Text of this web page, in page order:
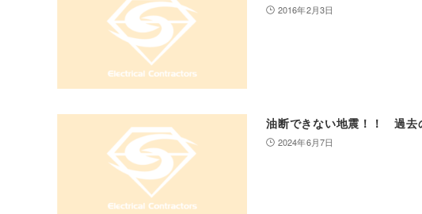
2016年2月3日
油断できない地震！！ 過去
2024年6月7日